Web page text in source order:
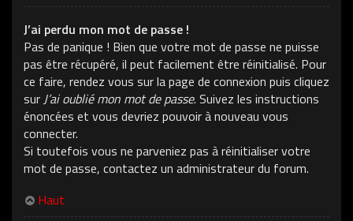
J’ai perdu mon mot de passe !
Pas de panique ! Bien que votre mot de passe ne puisse
pas être récupéré, il peut facilement être réinitialisé. Pour
ce faire, rendez vous sur la page de connexion puis cliquez
sur J’ai oublié mon mot de passe. Suivez les instructions
énoncées et vous devriez pouvoir à nouveau vous
connecter.
Si toutefois vous ne parveniez pas à réinitialiser votre
mot de passe, contactez un administrateur du forum.
Haut